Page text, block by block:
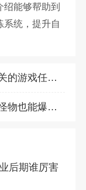
能够帮助到
系统，提升自
传奇战士怎么做相关的游戏任务呢？
热血传奇极品祖玛怪物也能爆出记忆装备吗？
后期谁厉害